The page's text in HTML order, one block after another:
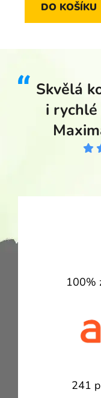
DO KOŠÍKU
Skvělá
i
100%
241